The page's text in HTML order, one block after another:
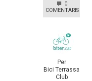
0
COMENTARIS
Per
Bici Terrassa
Club